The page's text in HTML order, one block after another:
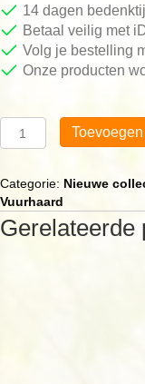
14 dagen
Betaal veilig met
Volg je bestelling
Onze producten
Magma
aantal
Categorie: Nieuwe
Vuurhaard
Gerelateerde